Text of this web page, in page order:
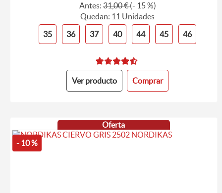
Antes:31,00 €(- 15 %)
Quedan: 11 Unidades
35
36 37 40 44 45 46
Ver producto Comprar
Oferta
- 10 %